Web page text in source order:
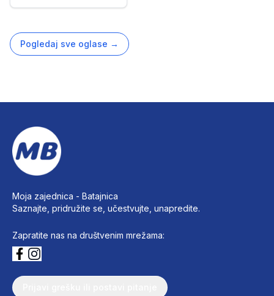
Pogledaj sve oglase →
Moja zajednica - Batajnica
Saznajte, pridružite se, učestvujte, unapredite.
Zapratite nas na društvenim mrežama: